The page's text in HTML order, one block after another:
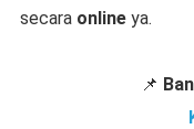
secara online ya.
📌